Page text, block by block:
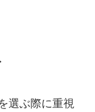
選ぶ際に重視